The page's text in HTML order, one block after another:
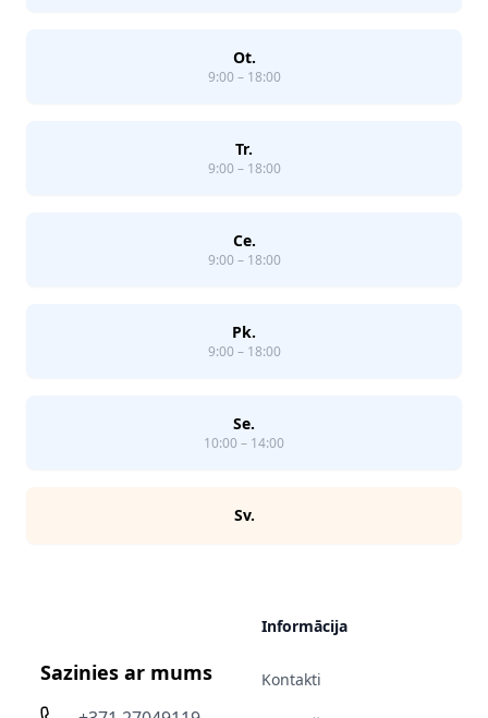
Ot.
9:00 – 18:00
Tr.
9:00 – 18:00
Ce.
9:00 – 18:00
Pk.
9:00 – 18:00
Se.
10:00 – 14:00
Sv.
Sazinies ar mums
Informācija
Kontakti